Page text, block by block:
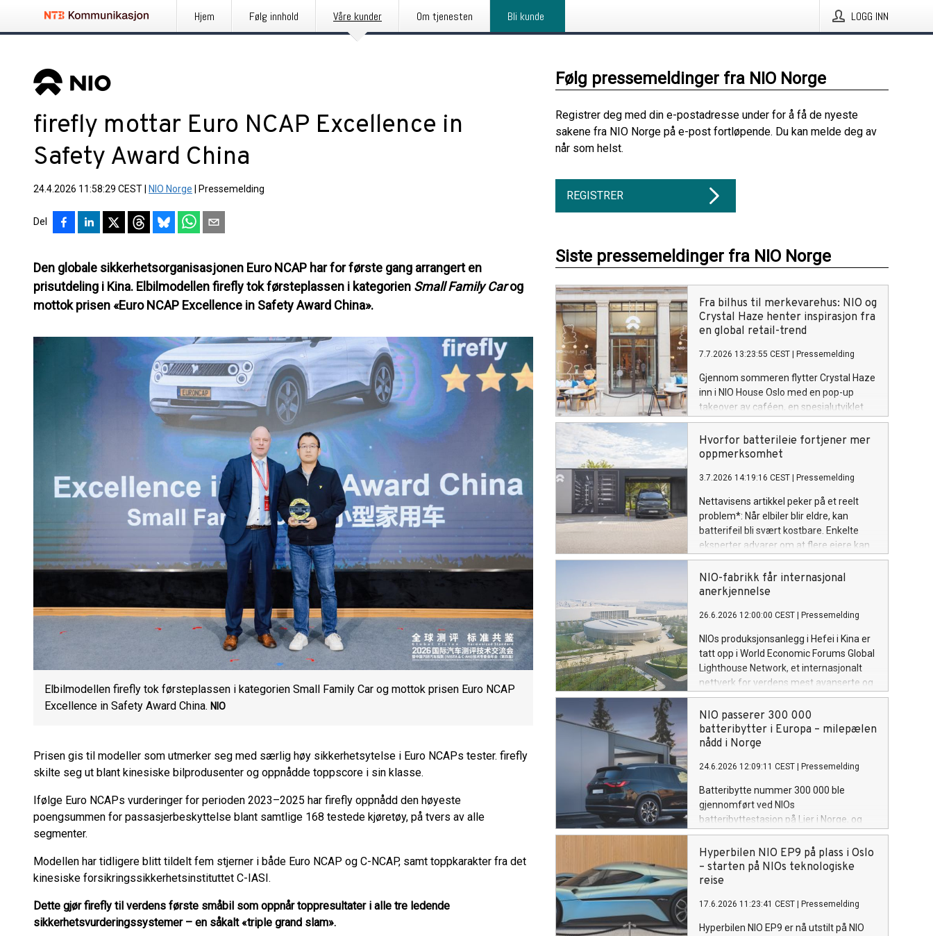
Hjem Følg innhold Våre kunder Om tjenesten Bli kunde LOGG INN
firefly mottar Euro NCAP Excellence in
Safety Award China
24.4.2026 11:58:29 CEST NIO Norge Pressemelding
Del
Den globale sikkerhetsorganisasjonen Euro NCAP har for første gang arrangert en
prisutdeling i Kina. Elbilmodellen firefly tok førsteplassen i kategorien Small Family Carog
mottok prisen «Euro NCAP Excellence in Safety Award China».
Elbilmodellen firefly tok førsteplassen i kategorien Small Family Car og mottok prisen Euro NCAP
Excellence in Safety Award China. NIO
Prisen gis til modeller som utmerker seg med særlig høy sikkerhetsytelse i Euro NCAPs tester. firefly
skilte seg ut blant kinesiske bilprodusenter og oppnådde toppscore i sin klasse.
Ifølge Euro NCAPs vurderinger for perioden 2023–2025 har firefly oppnådd den høyeste
poengsummen for passasjerbeskyttelse blant samtlige 168 testede kjøretøy, på tvers av alle
segmenter.
Modellen har tidligere blitt tildelt fem stjerner i både Euro NCAP og C-NCAP, samt toppkarakter fra det
kinesiske forsikringssikkerhetsinstituttet C-IASI.
Dette gjør firefly til verdens første småbil som oppnår toppresultater i alle tre ledende
sikkerhetsvurderingssystemer – en såkalt «triple grand slam».
Følg pressemeldinger fra NIO Norge
Registrer deg med din e-postadresse under for å få de nyeste
sakene fra NIO Norge på e-post fortløpende. Du kan melde deg av
når som helst.
REGISTRER
Siste pressemeldinger fra NIO Norge
Fra bilhus til merkevarehus: NIO og
Crystal Haze henter inspirasjon fra
en global retail-trend
7.7.2026 13:23:55 CEST Pressemelding
Gjennom sommeren flytter Crystal Haze
inn i NIO House Oslo med en pop-up
takeover av caféen, en spesialutviklet
meny, eksklusive smykkedesign og en
digital shop-in-shop-løsning hvor
besøkende kan bestille smykker via QR-
innen én time. Crystal Hazes ikoniske
bjørn vil være et gjennomgående
element i opplevelsen og knytte de to
merkevarenes universer sammen.
Hvorfor batterileie fortjener mer
oppmerksomhet
3.7.2026 14:19:16 CEST Pressemelding
Nettavisens artikkel peker på et reelt
problem*: Når elbiler blir eldre, kan
batterifeil bli svært kostbare. Enkelte
eksperter advarer om at flere eiere kan
oppleve at batteriet svikter etter
garantiutløp, og at et nytt batteri i verste
fall kan koste mer enn bilen er verdt.
NIO-fabrikk får internasjonal
anerkjennelse
26.6.2026 12:00:00 CEST Pressemelding
NIOs produksjonsanlegg i Hefei i Kina er
tatt opp i World Economic Forums Global
Lighthouse Network, et internasjonalt
nettverk for verdens mest avanserte og
digitaliserte fabrikker.
NIO passerer 300 000
batteribytter i Europa – milepælen
nådd i Norge
24.6.2026 12:09:11 CEST Pressemelding
Batteribytte nummer 300 000 ble
gjennomført ved NIOs
batteribyttestasjon på Lier i Norge, og
markerer en viktig milepæl for
selskapets energiinfrastruktur og det
voksende fellesskapet av NIO-brukere i
Europa.
Hyperbilen NIO EP9 på plass i Oslo
– starten på NIOs teknologiske
reise
17.6.2026 11:23:41 CEST Pressemelding
Hyperbilen NIO EP9 er nå utstilt på NIO